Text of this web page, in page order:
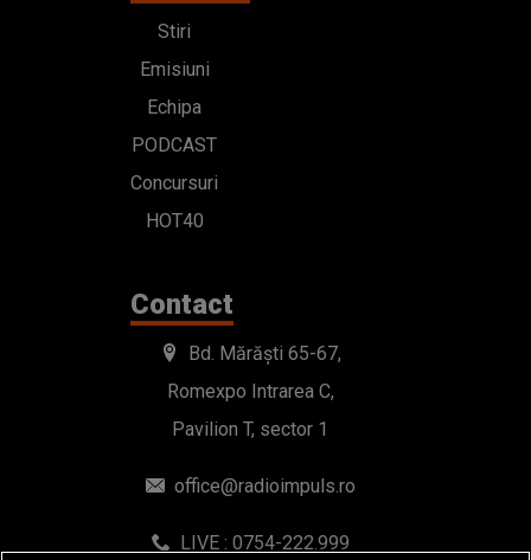
Stiri
Emisiuni
Echipa
PODCAST
Concursuri
HOT40
Contact
Bd. Mărăști 65-67,
Romexpo Intrarea C,
Pavilion T, sector 1
office@radioimpuls.ro
LIVE : 0754-222.999